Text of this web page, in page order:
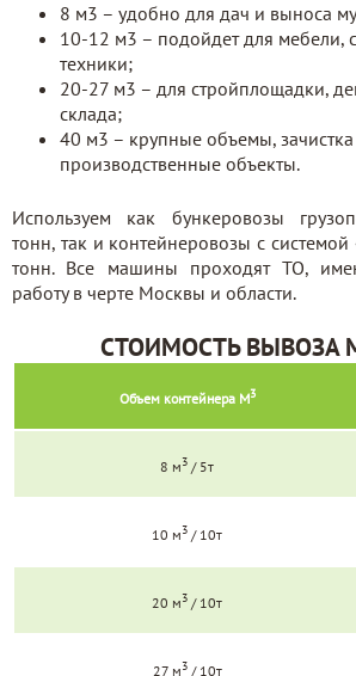
8 м3 – удобно для дач и выноса
10-12 м3 – подойдет для мебели,
техники;
20-27 м3 – для стройплощадки,
склада;
40 м3 – крупные объемы,
производственные объекты.
Используем как бункеровозы
тонн, так и контейнеровозы с
тонн. Все машины проходят ТО,
работу в черте Москвы и области.
СТОИМОСТЬ ВЫВОЗА
Объем контейнера М3
8 м3 / 5т
10 м3 / 10т
20 м3 / 10т
27 м3/ 10т